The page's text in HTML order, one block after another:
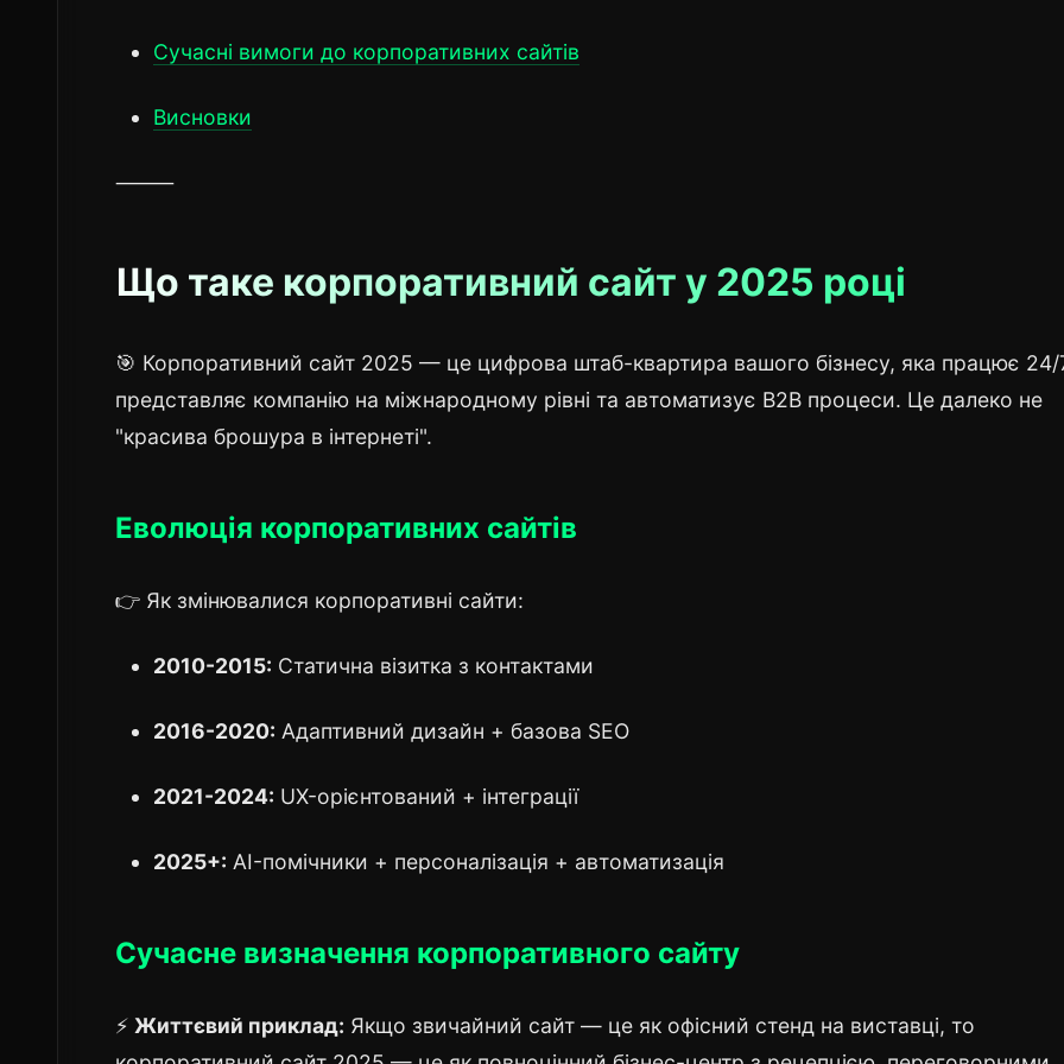
Сучасні вимоги до корпоративних сайтів
Висновки
⸻
Що таке корпоративний сайт у 2025 році
🎯 Корпоративний сайт 2025 — це цифрова штаб-квартира вашого бізнесу, яка працює 24/
представляє компанію на міжнародному рівні та автоматизує B2B процеси. Це далеко не
"красива брошура в інтернеті".
Еволюція корпоративних сайтів
👉 Як змінювалися корпоративні сайти:
2010-2015: Статична візитка з контактами
2016-2020: Адаптивний дизайн + базова SEO
2021-2024: UX-орієнтований + інтеграції
2025+: AI-помічники + персоналізація + автоматизація
Сучасне визначення корпоративного сайту
⚡ Життєвий приклад: Якщо звичайний сайт — це як офісний стенд на виставці, то